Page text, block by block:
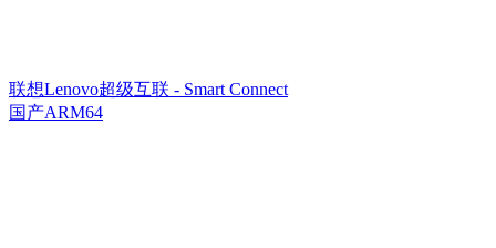
联想Lenovo超级互联 - Smart Connect
国产ARM64